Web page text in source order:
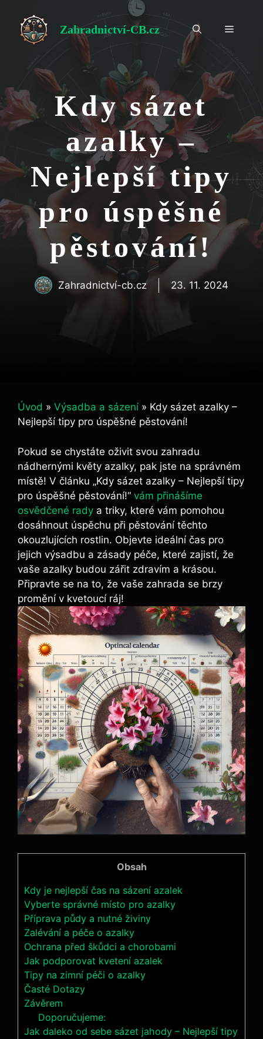
obsah
Zahradnictví-CB.cz Menu
Kdy sázet
azalky –
Nejlepší tipy
pro úspěšné
pěstování!
Zahradnictví-cb.cz 23. 11. 2024
Úvod » Výsadba a sázení » Kdy sázet azalky –
Nejlepší tipy pro úspěšné pěstování!
Pokud se chystáte oživit ​svou ‍zahradu
nádhernými květy azalky, pak jste ‍na správném
místě! V ⁤článku „Kdy sázet azalky – Nejlepší tipy
pro úspěšné pěstování!“ vám přinášíme
osvědčené rady a triky, které vám pomohou
dosáhnout úspěchu při pěstování těchto
okouzlujících ‍rostlin.​ Objevte ideální čas⁤ pro
jejich výsadbu a zásady ⁤péče, které zajistí, že⁢
vaše azalky budou zářit zdravím​ a⁤ krásou.
Připravte se na to, ⁣že vaše zahrada se brzy
promění⁤ v ​kvetoucí ráj!
Obsah
Kdy ‌je nejlepší čas na sázení azalek
Vyberte‍ správné‍ místo pro azalky
Příprava ⁢půdy a nutné živiny
Zalévání a péče o azalky
Ochrana před ​škůdci a chorobami
Jak ⁤podporovat kvetení azalek
Tipy na zimní péči⁢ o azalky
Časté‍ Dotazy
Závěrem
Doporučujeme:
Jak daleko od sebe sázet jahody – Nejlepší tipy